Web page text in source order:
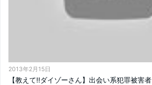
2013年2月15日
【教えて!!ダイゾーさん】出会い系犯罪被害者